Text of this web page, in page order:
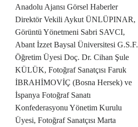
Anadolu Ajansı Görsel Haberler
Direktör Vekili Aykut ÜNLÜPINAR,
Görüntü Yönetmeni Sabri SAVCI,
Abant İzzet Baysal Üniversitesi G.S.F.
Öğretim Üyesi Doç. Dr. Cihan Şule
KÜLÜK, Fotoğraf Sanatçısı Faruk
İBRAHİMOVİÇ (Bosna Hersek) ve
İspanya Fotoğraf Sanatı
Konfederasyonu Yönetim Kurulu
Üyesi, Fotoğraf Sanatçısı Marta